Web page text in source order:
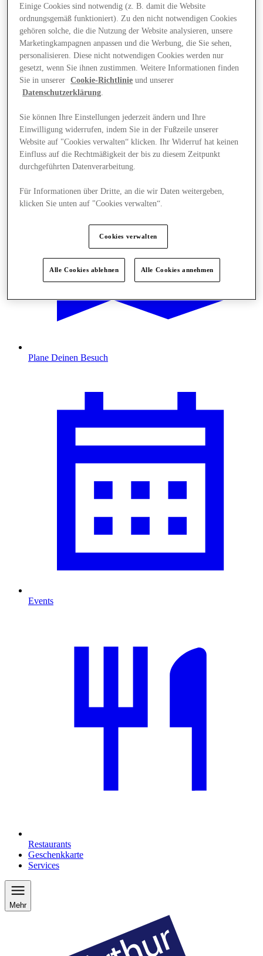
Angebote
Plane Deinen Besuch
Events
Restaurants
Geschenkkarte
Services
Mehr
Einige Cookies sind notwendig (z. B. damit die Website
ordnungsgemäß funktioniert). Zu den nicht notwendigen Cookies
gehören solche, die die Nutzung der Website analysieren, unsere
Marketingkampagnen anpassen und die Werbung, die Sie sehen,
personalisieren. Diese nicht notwendigen Cookies werden nur
gesetzt, wenn Sie ihnen zustimmen. Weitere Informationen finden
Sie in unserer
Cookie-Richtlinie und unserer
Datenschutzerklärung
Sie können Ihre Einstellungen jederzeit ändern und Ihre
Einwilligung widerrufen, indem Sie in der Fußzeile unserer
Website auf "Cookies verwalten“ klicken. Ihr Widerruf hat keinen
Einfluss auf die Rechtmäßigkeit der bis zu diesem Zeitpunkt
durchgeführten Datenverarbeitung.
Für Informationen über Dritte, an die wir Daten weitergeben,
klicken Sie unten auf "Cookies verwalten“.
Cookies verwalten
Alle Cookies ablehnen Alle Cookies annehmen